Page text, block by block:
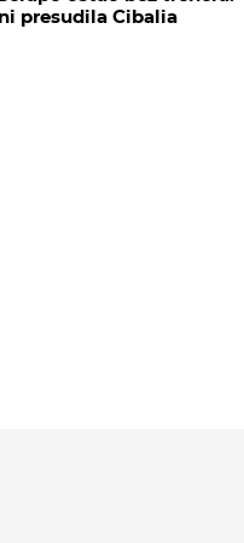
presudila Cibalia